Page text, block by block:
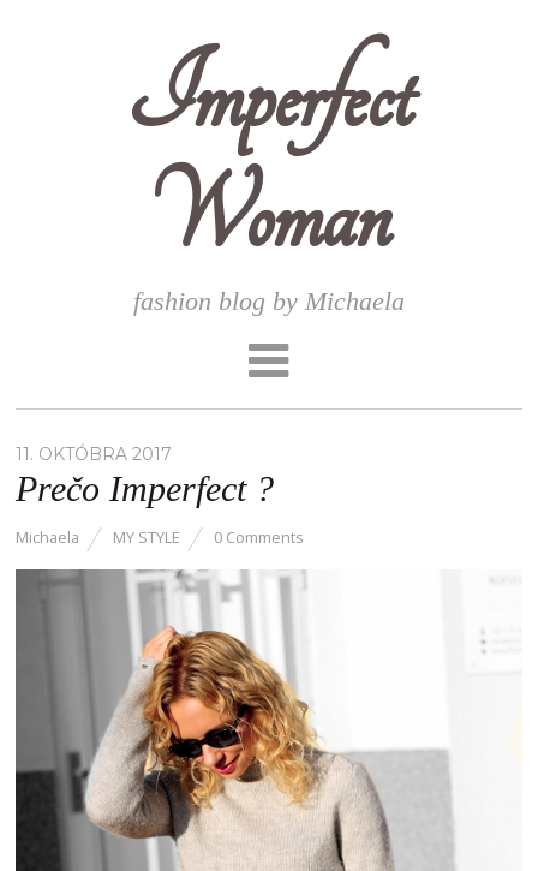
Imperfect
Woman
fashion blog by Michaela
11. OKTÓBRA 2017
Prečo Imperfect ?
Michaela MY STYLE 0 Comments